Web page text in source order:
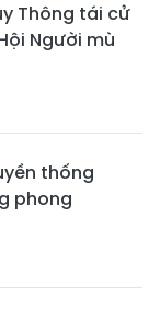
Thông tái cử
Người mù
thống
phong